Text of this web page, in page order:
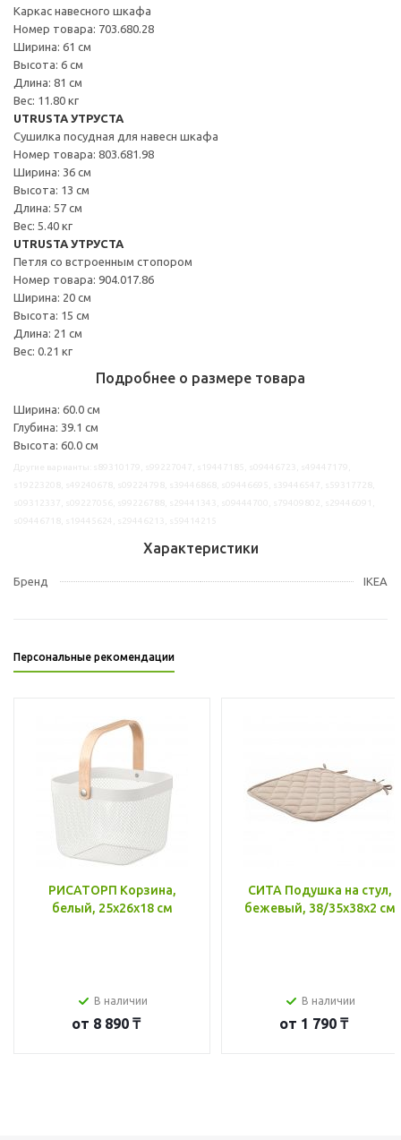
Каркас навесного шкафа
Номер товара: 703.680.28
Ширина: 61 см
Высота: 6 см
Длина: 81 см
Вес: 11.80 кг
UTRUSTA УТРУСТА
Сушилка посудная для навесн шкафа
Номер товара: 803.681.98
Ширина: 36 см
Высота: 13 см
Длина: 57 см
Вес: 5.40 кг
UTRUSTA УТРУСТА
Петля со встроенным стопором
Номер товара: 904.017.86
Ширина: 20 см
Высота: 15 см
Длина: 21 см
Вес: 0.21 кг
Подробнее о размере товара
Ширина: 60.0 см
Глубина: 39.1 см
Высота: 60.0 см
Характеристики
Бренд IKEA
Персональные рекомендации
РИСАТОРП Корзина,
белый, 25x26x18 см
В наличии
от 8 890 ₸
СИТА Подушка на стул,
бежевый, 38/35x38x2 см
В наличии
от 1 790 ₸